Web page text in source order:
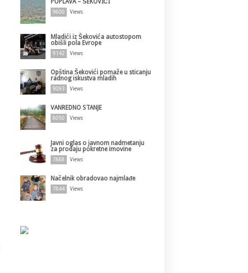
POPLAVA – ŠEKOVIĆI
9600 Views
Mladići iz Šekovića autostopom
obišli pola Evrope
9142 Views
Opština Šekovići pomaže u sticanju
radnog iskustva mladih
9093 Views
VANREDNO STANJE
8050 Views
Javni oglas o javnom nadmetanju
za prodaju pokretne imovine
7888 Views
Načelnik obradovao najmlađe
7844 Views